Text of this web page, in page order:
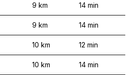
9 km 14 min
9 km 14 min
10 km 12 min
10 km 14 min